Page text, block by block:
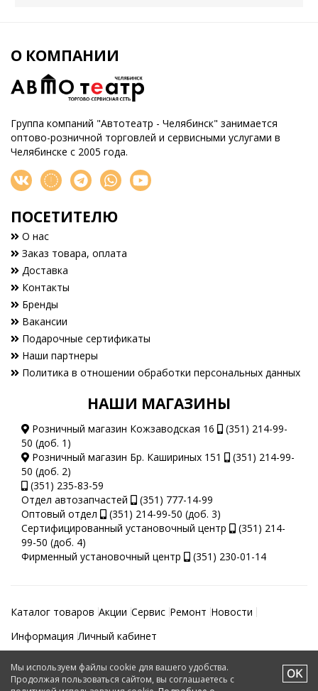
О КОМПАНИИ
Группа компаний "Автотеатр - Челябинск" занимается
оптово-розничной торговлей и сервисными услугами в
Челябинске с 2005 года.
ПОСЕТИТЕЛЮ
О нас
Заказ товара, оплата
Доставка
Контакты
Бренды
Вакансии
Подарочные сертификаты
Наши партнеры
Политика в отношении обработки персональных данных
НАШИ МАГАЗИНЫ
Розничный магазин Кожзаводская 16
(351) 214-99-
50 (доб. 1)
Розничный магазин Бр. Кашириных 151
(351) 214-99-
50 (доб. 2)
(351) 235-83-59
Отдел автозапчастей
(351) 777-14-99
Оптовый отдел
(351) 214-99-50 (доб. 3)
Сертифицированный установочный центр
(351) 214-
99-50 (доб. 4)
Фирменный установочный центр
(351) 230-01-14
Каталог товаров Акции Сервис Ремонт Новости
Информация Личный кабинет
Мы используем файлы cookie для вашего удобства.
Продолжая пользоваться сайтом, вы соглашаетесь с
Автотеатр © 2026.